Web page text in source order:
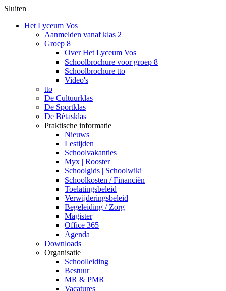
Sluiten
Het Lyceum Vos
Aanmelden vanaf klas 2
Groep 8
Over Het Lyceum Vos
Schoolbrochure voor groep 8
Schoolbrochure tto
Video's
tto
De Cultuurklas
De Sportklas
De Bètasklas
Praktische informatie
Nieuws
Lestijden
Schoolvakanties
Myx | Rooster
Schoolgids | Schoolwiki
Schoolkosten / Financiën
Toelatingsbeleid
Verwijderingsbeleid
Begeleiding / Zorg
Magister
Office 365
Agenda
Downloads
Organisatie
Schoolleiding
Bestuur
MR & PMR
Vacatures